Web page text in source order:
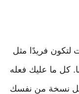
لتكون فريدًا مثل
كل ما عليك فعله
نسخة من نفسك